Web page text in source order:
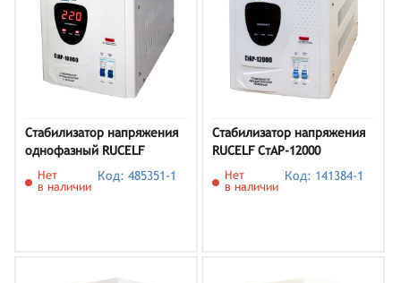
Стабилизатор напряжения
однофазный RUCELF
СтАР-10000 (7 кВт)
Нет
в наличии
Код: 485351-1
Стабилизатор напряжения
RUCELF СтАР-12000
Нет
в наличии
Код: 141384-1